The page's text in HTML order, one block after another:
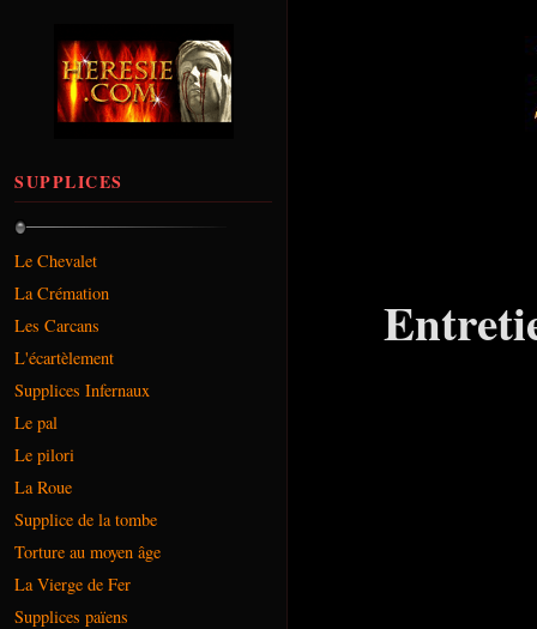
SUPPLICES
Le Chevalet
La Crémation
Les Carcans
L'écartèlement
Supplices Infernaux
Le pal
Le pilori
La Roue
Supplice de la tombe
Torture au moyen âge
La Vierge de Fer
Supplices païens